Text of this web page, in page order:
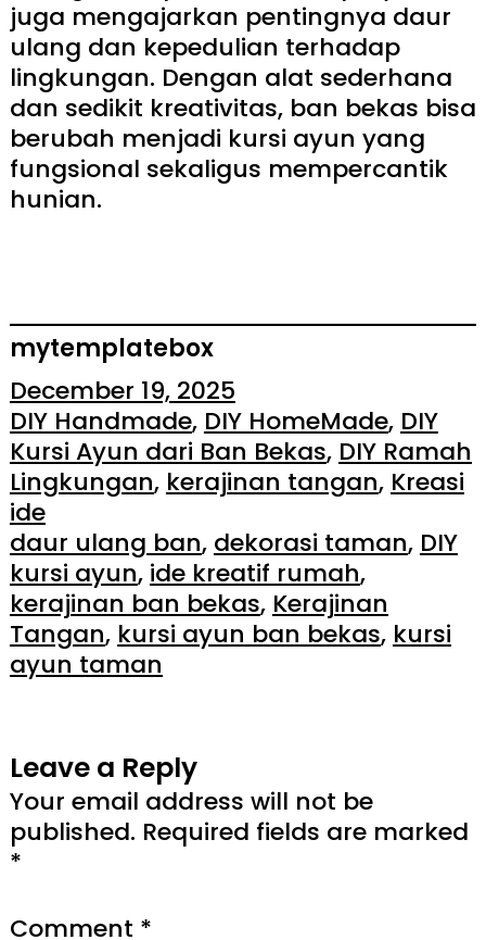
juga mengajarkan pentingnya daur
ulang dan kepedulian terhadap
lingkungan. Dengan alat sederhana
dan sedikit kreativitas, ban bekas bisa
berubah menjadi kursi ayun yang
fungsional sekaligus mempercantik
hunian.
mytemplatebox
December 19, 2025
DIY Handmade, DIY HomeMade, DIY
Kursi Ayun dari Ban Bekas, DIY Ramah
Lingkungan, kerajinan tangan, Kreasi
ide
daur ulang ban, dekorasi taman, DIY
kursi ayun, ide kreatif rumah ,
kerajinan ban bekas, Kerajinan
Tangan, kursi ayun ban bekas, kursi
ayun taman
Leave a Reply
Your email address will not be
published. Required fields are marked
*
Comment *